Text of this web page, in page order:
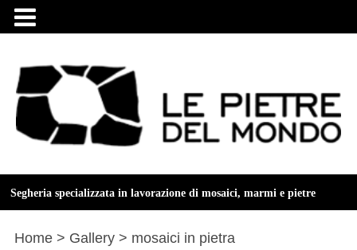

Segheria specializzata in lavorazione di mosaici, marmi e pietre
Home > Gallery> mosaici in pietra